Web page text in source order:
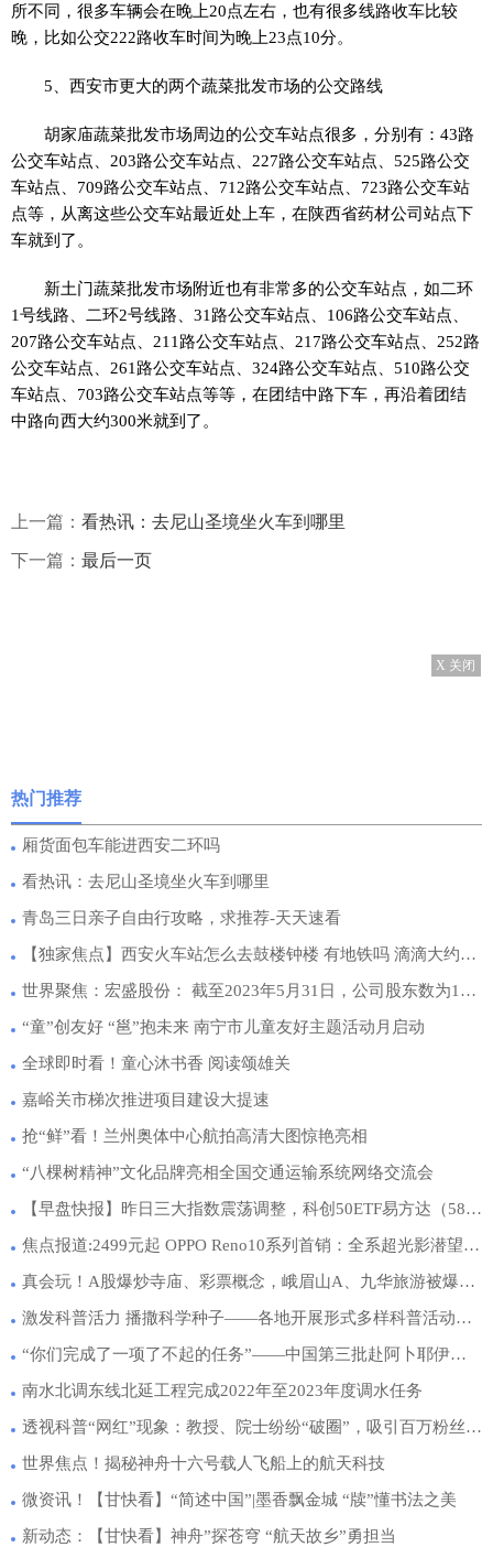
所不同，很多车辆会在晚上20点左右，也有很多线路收车比较
晚，比如公交222路收车时间为晚上23点10分。
5、西安市更大的两个蔬菜批发市场的公交路线
胡家庙蔬菜批发市场周边的公交车站点很多，分别有：43路
公交车站点、203路公交车站点、227路公交车站点、525路公交
车站点、709路公交车站点、712路公交车站点、723路公交车站
点等，从离这些公交车站最近处上车，在陕西省药材公司站点下
车就到了。
新土门蔬菜批发市场附近也有非常多的公交车站点，如二环
1号线路、二环2号线路、31路公交车站点、106路公交车站点、
207路公交车站点、211路公交车站点、217路公交车站点、252路
公交车站点、261路公交车站点、324路公交车站点、510路公交
车站点、703路公交车站点等等，在团结中路下车，再沿着团结
中路向西大约300米就到了。
上一篇： 看热讯：去尼山圣境坐火车到哪里
下一篇： 最后一页
X 关闭
热门推荐
厢货面包车能进西安二环吗
看热讯：去尼山圣境坐火车到哪里
青岛三日亲子自由行攻略，求推荐-天天速看
【独家焦点】西安火车站怎么去鼓楼钟楼 有地铁吗 滴滴大约需要多少钱
世界聚焦：宏盛股份： 截至2023年5月31日，公司股东数为10960
“童”创友好 “邕”抱未来 南宁市儿童友好主题活动月启动
全球即时看！童心沐书香 阅读颂雄关
嘉峪关市梯次推进项目建设大提速
抢“鲜”看！兰州奥体中心航拍高清大图惊艳亮相
“八棵树精神”文化品牌亮相全国交通运输系统网络交流会
【早盘快报】昨日三大指数震荡调整，科创50ETF易方达（588080）收涨0.75%，连续5日实现资金净流入_环球今日报
焦点报道:2499元起 OPPO Reno10系列首销：全系超光影潜望长焦
真会玩！A股爆炒寺庙、彩票概念，峨眉山A、九华旅游被爆炒，券商给出神奇逻辑！关注寺庙经济抗周期防御属性 环球微动态
激发科普活力 播撒科学种子——各地开展形式多样科普活动迎接“六一”国际儿童节 快消息
“你们完成了一项了不起的任务”——中国第三批赴阿卜耶伊维和直升机分队执行赴苏丹撤离联合国工作人员纪实_环球看热讯
南水北调东线北延工程完成2022年至2023年度调水任务
透视科普“网红”现象：教授、院士纷纷“破圈”，吸引百万粉丝……-天天快播
世界焦点！揭秘神舟十六号载人飞船上的航天科技
微资讯！【甘快看】“简述中国”|墨香飘金城 “牍”懂书法之美
新动态：【甘快看】神舟”探苍穹 “航天故乡”勇担当